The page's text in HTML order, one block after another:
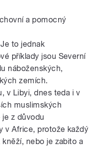
a pomocný
to jednak
příklady jsou Severní
náboženských,
zemích.
v Libyi, dnes teda i v
muslimských
z důvodu
v Africe, protože každý
nebo je zabito a